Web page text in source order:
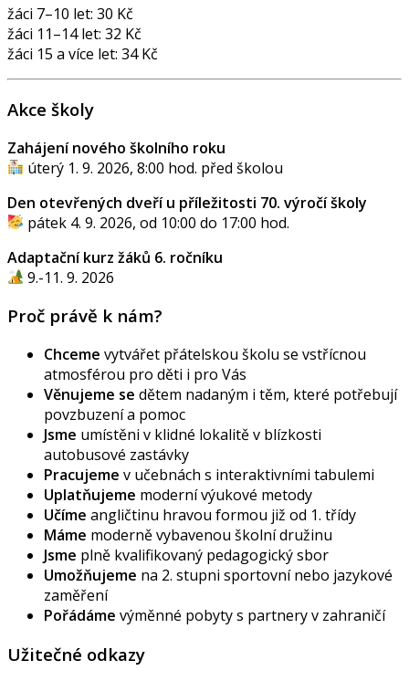
žáci 7–10 let: 30 Kč
žáci 11–14 let: 32 Kč
žáci 15 a více let: 34 Kč
Akce školy
Zahájení nového školního roku
úterý 1. 9. 2026, 8:00 hod. před školou
Den otevřených dveří u příležitosti 70. výročí školy
pátek 4. 9. 2026, od 10:00 do 17:00 hod.
Adaptační kurz žáků 6. ročníku
9.-11. 9. 2026
Proč právě k nám?
Chceme vytvářet přátelskou školu se vstřícnou
atmosférou pro děti i pro Vás
Věnujeme se dětem nadaným i těm, které potřebují
povzbuzení a pomoc
Jsme umístěni v klidné lokalitě v blízkosti
autobusové zastávky
Pracujeme v učebnách s interaktivními tabulemi
Uplatňujeme moderní výukové metody
Učíme angličtinu hravou formou již od 1. třídy
Máme moderně vybavenou školní družinu
Jsme plně kvalifikovaný pedagogický sbor
Umožňujeme na 2. stupni sportovní nebo jazykové
zaměření
Pořádáme výměnné pobyty s partnery v zahraničí
Užitečné odkazy